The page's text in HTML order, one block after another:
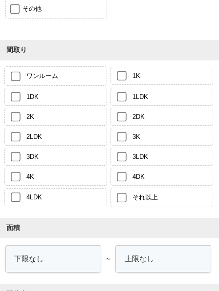
その他
間取り
ワンルーム 1K
1DK 1LDK
2K 2DK
2LDK 3K
3DK 3LDK
4K 4DK
4LDK それ以上
面積
～